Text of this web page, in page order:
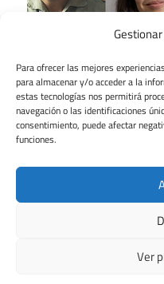
Para ofrecer las mejores
para almacenar y/o acceder a la
estas tecnologías nos permitirá
navegación o las identificaciones
consentimiento, puede afectar
funciones.
Ver